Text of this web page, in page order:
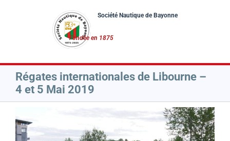
Régates internationales de Libourne –
4 et 5 Mai 2019
l'image
agrandie